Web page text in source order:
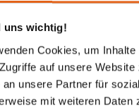
uns wichtig!
Cookies, um
auf unsere
an unsere Partner für
mit weiteren Daten
das Beste aus
Partner bei diesem
beigemessen
sondern